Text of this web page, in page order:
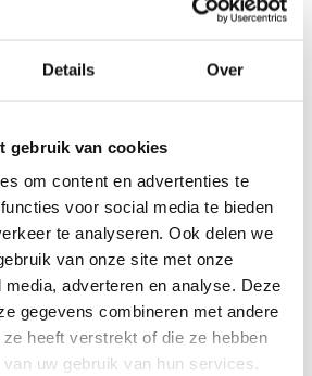
Details Over
gebruik van cookies
om content en advertenties te
voor social media te bieden
te analyseren. Ook delen we
van onze site met onze
adverteren en analyse. Deze
gegevens combineren met andere
heeft verstrekt of die ze hebben
uw gebruik van hun services.
in onderhoud. Is de plantenbak
water. Gebruik
geen
je klaar
een vraag? Neem contact op met ons